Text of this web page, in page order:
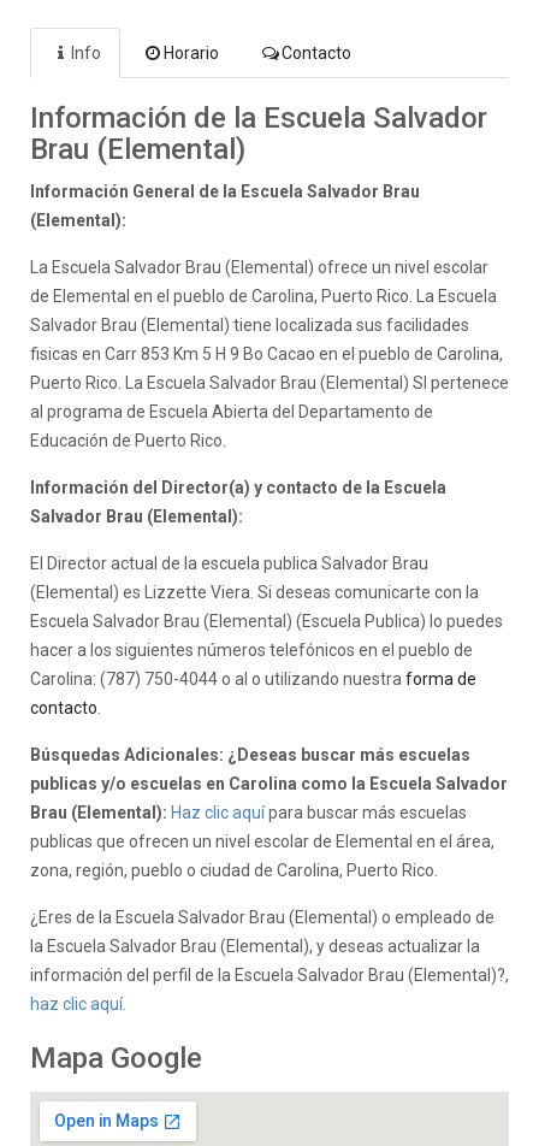
Info Horario Contacto
Información de la Escuela Salvador
Brau (Elemental)
Información General de la Escuela Salvador Brau
(Elemental):
La Escuela Salvador Brau (Elemental) ofrece un nivel escolar
de Elemental en el pueblo de Carolina, Puerto Rico. La Escuela
Salvador Brau (Elemental) tiene localizada sus facilidades
fisicas en Carr 853 Km 5 H 9 Bo Cacao en el pueblo de Carolina,
Puerto Rico. La Escuela Salvador Brau (Elemental) SI pertenece
al programa de Escuela Abierta del Departamento de
Educación de Puerto Rico.
Información del Director(a) y contacto de la Escuela
Salvador Brau (Elemental):
El Director actual de la escuela publica Salvador Brau
(Elemental) es Lizzette Viera. Si deseas comunicarte con la
Escuela Salvador Brau (Elemental) (Escuela Publica) lo puedes
hacer a los siguientes números telefónicos en el pueblo de
Carolina: (787) 750-4044 o al o utilizando nuestra forma de
contacto
Búsquedas Adicionales: ¿Deseas buscar más escuelas
publicas y/o escuelas en Carolina como la Escuela Salvador
Brau (Elemental): Haz clic aquípara buscar más escuelas
publicas que ofrecen un nivel escolar de Elemental en el área,
zona, región, pueblo o ciudad de Carolina, Puerto Rico.
¿Eres de la Escuela Salvador Brau (Elemental) o empleado de
la Escuela Salvador Brau (Elemental), y deseas actualizar la
información del perfil de la Escuela Salvador Brau (Elemental)?,
haz clic aquí.
Mapa Google